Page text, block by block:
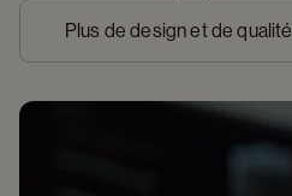
Plus de design et de qualité